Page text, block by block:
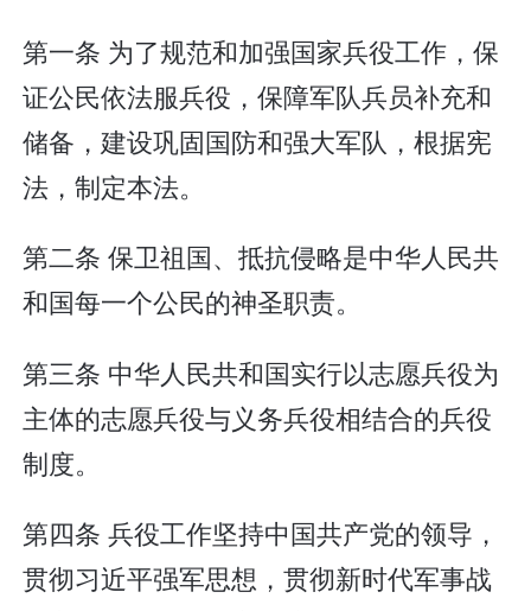
第一条 为了规范和加强国家兵役工作，保
证公民依法服兵役，保障军队兵员补充和
储备，建设巩固国防和强大军队，根据宪
法，制定本法。
第二条 保卫祖国、抵抗侵略是中华人民共
和国每一个公民的神圣职责。
第三条 中华人民共和国实行以志愿兵役为
主体的志愿兵役与义务兵役相结合的兵役
制度。
第四条 兵役工作坚持中国共产党的领导，
贯彻习近平强军思想，贯彻新时代军事战